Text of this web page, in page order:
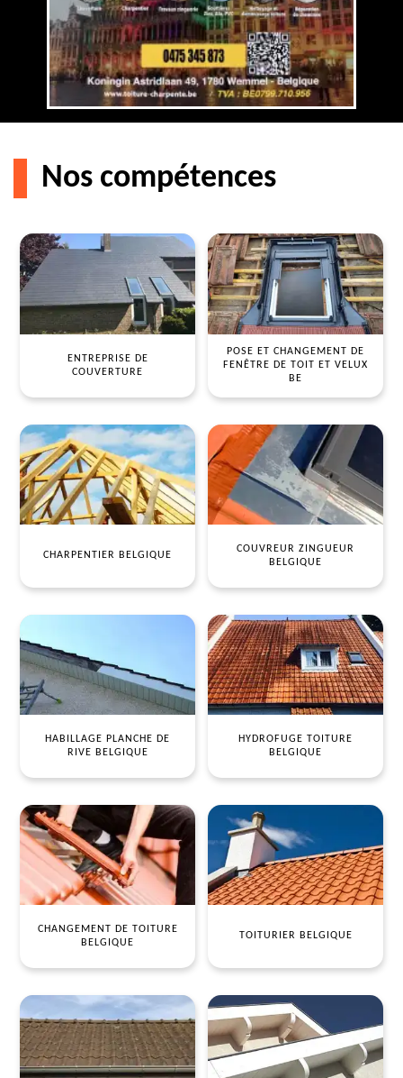
Nos compétences
ENTREPRISE DE
COUVERTURE
POSE ET CHANGEMENT DE
FENÊTRE DE TOIT ET VELUX
BE
CHARPENTIER BELGIQUE
COUVREUR ZINGUEUR
BELGIQUE
HABILLAGE PLANCHE DE
RIVE BELGIQUE
HYDROFUGE TOITURE
BELGIQUE
CHANGEMENT DE TOITURE
BELGIQUE
TOITURIER BELGIQUE